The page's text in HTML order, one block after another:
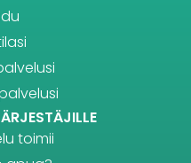
toimii